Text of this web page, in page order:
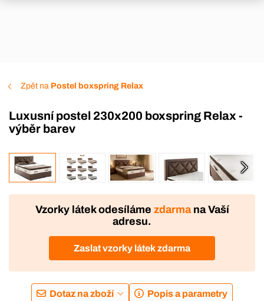
Zpět na Postel boxspring Relax
Luxusní postel 230x200 boxspring Relax -
výběr barev
VÝROBA
DOPRAVA ZDARMA
Vzorky látek odesíláme zdarmana Vaší
adresu.
Zaslat vzorky látek zdarma
Dotaz na zboží Popis a parametry